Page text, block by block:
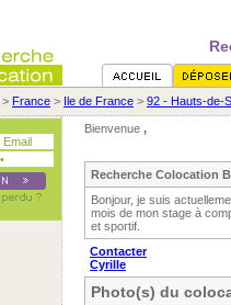
> France > Ile de France > 92 - Hauts-de-
Bienvenue ,
Recherche Colocation
Bonjour, je suis
mois de mon stage à
et sportif.
Contacter
Cyrille
Photo(s) du